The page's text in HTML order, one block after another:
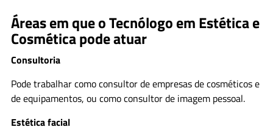
Áreas em que o Tecnólogo em Estética e
Cosmética pode atuar
Consultoria
Pode trabalhar como consultor de empresas de cosméticos e
de equipamentos, ou como consultor de imagem pessoal.
Estética facial